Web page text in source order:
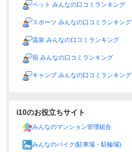
ペット みんなの口コミランキング
スポーツ みんなの口コミランキング
温泉 みんなの口コミランキング
宿 みんなの口コミランキング
キャンプ みんなの口コミランキング
i10のお役立ちサイト
みんなのマンション管理組合
みんなのバイク(駐車場・駐輪場)